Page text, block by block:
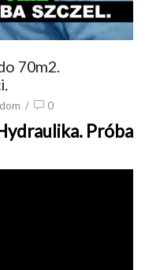
70m2.
/ 0
Próba